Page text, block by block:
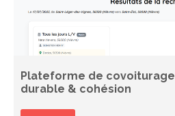
Plateforme de
durable & cohésion